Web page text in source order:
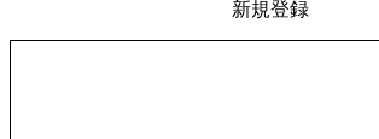
新規登録